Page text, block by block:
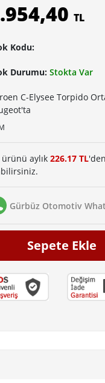
TL
Kodu:
Durumu: Stokta Var
C-Elysee Torpido
ürünü aylık 226.17 TL
Gürbüz Otomotiv
Sepete Ekle